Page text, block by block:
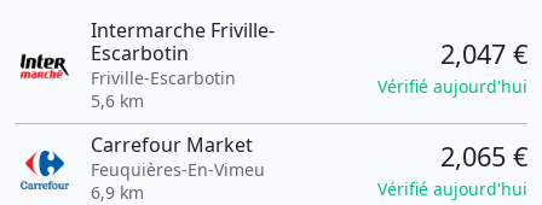
Intermarche Friville-
Escarbotin
Friville-Escarbotin
5,6 km
2,047 €
Vérifié aujourd'hui
Carrefour Market
Feuquières-En-Vimeu
6,9 km
2,065 €
Vérifié aujourd'hui